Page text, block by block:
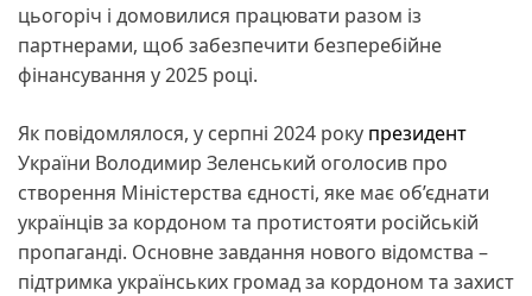
цьогоріч і домовилися працювати разом із
партнерами, щоб забезпечити безперебійне
фінансування у 2025 році.
Як повідомлялося, у серпні 2024 року президент
України Володимир Зеленський оголосив про
створення Міністерства єдності, яке має об’єднати
українців за кордоном та протистояти російській
пропаганді. Основне завдання нового відомства –
підтримка українських громад за кордоном та захист